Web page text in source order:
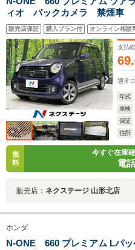
ィオ バックカメラ 禁煙車
ー HIDヘッド ETC 純正14
ト オートエアコン
販売店保証 購入プラン付 オンライン相談
支払
69.
通常
年式
車検
保証
住所
無
料
今すぐ在庫
電
販売店： ネクステージ 山形北店
ホンダ
N-ONE 660 プレミアム Lパ